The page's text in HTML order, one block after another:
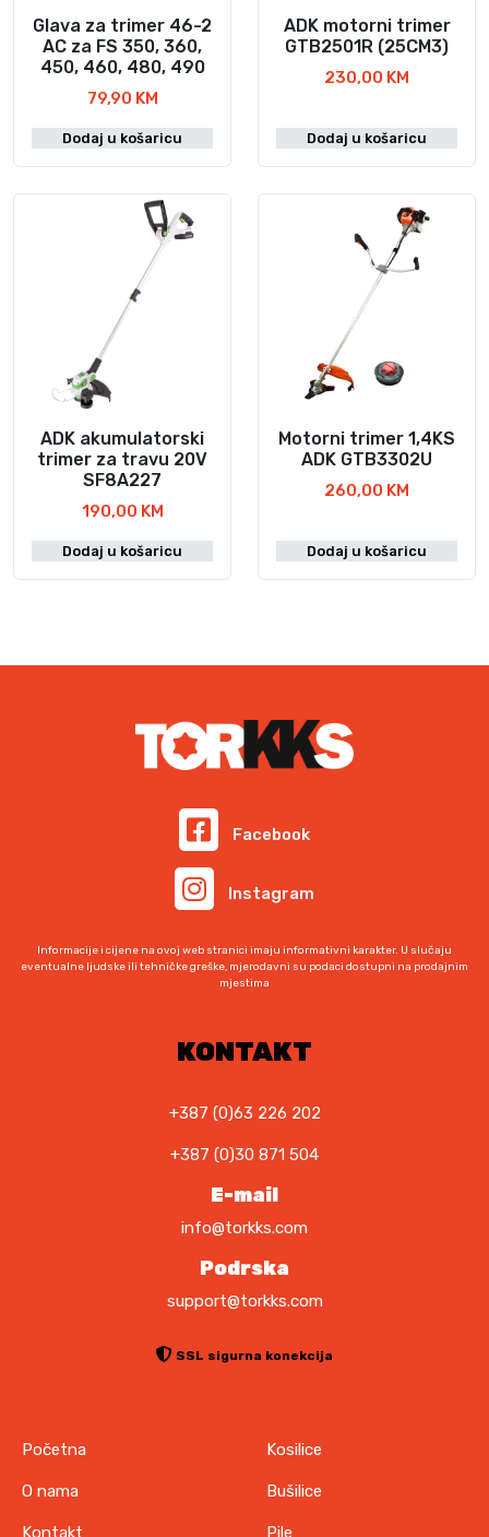
Glava za trimer 46-2
AC za FS 350, 360,
450, 460, 480, 490
79,90 KM
Dodaj u košaricu
ADK motorni trimer
GTB2501R (25CM3)
230,00 KM
Dodaj u košaricu
ADK akumulatorski
trimer za travu 20V
SF8A227
190,00 KM
Dodaj u košaricu
Motorni trimer 1,4KS
ADK GTB3302U
260,00 KM
Dodaj u košaricu
Facebook
Instagram
Informacije i cijene na ovoj web stranici imaju informativni karakter. U slučaju
eventualne ljudske ili tehničke greške, mjerodavni su podaci dostupni na prodajnim
mjestima
KONTAKT
+387 (0)63 226 202
+387 (0)30 871 504
E-mail
info@torkks.com
Podrska
support@torkks.com
SSL sigurna konekcija
Početna
O nama
Kontakt
Kosilice
Bušilice
Pile